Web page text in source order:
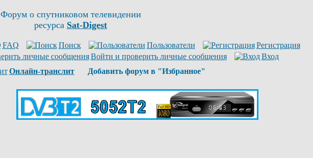
Форум о спутниковом телевидении
ресурса Sat-Digest
FAQ Поиск Пользователи
Регистрация
Войти и проверить личные сообщения
Вход
Онлайн-транслит
Добавить форум в "Избранное"